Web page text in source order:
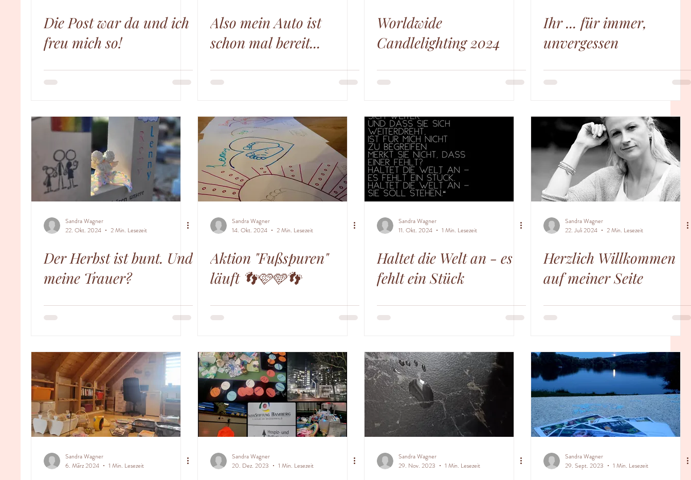
Die Post war da und ich
freu mich so!
Also mein Auto ist
schon mal bereit...
Worldwide
Candlelighting 2024
Ihr ... für immer,
unvergessen
Sandra Wagner
22. Okt. 2024
2 Min. Lesezeit
Der Herbst ist bunt. Und
meine Trauer?
Sandra Wagner
14. Okt. 2024
2 Min. Lesezeit
Aktion "Fußspuren"
läuft 👣🩷🩵👣
Sandra Wagner
11. Okt. 2024
1 Min. Lesezeit
Haltet die Welt an - es
fehlt ein Stück
Sandra Wagner
22. Juli 2024
2 Min. Lesezeit
Herzlich Willkommen
auf meiner Seite
Sandra Wagner
6. März 2024
1 Min. Lesezeit
Sandra Wagner
20. Dez. 2023
1 Min. Lesezeit
Sandra Wagner
29. Nov. 2023
1 Min. Lesezeit
Sandra Wagner
29. Sept. 2023
1 Min. Lesezeit